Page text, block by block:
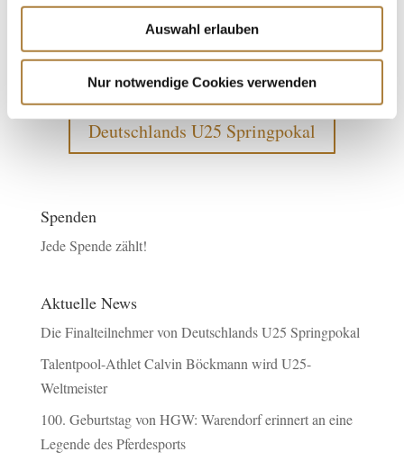
Auswahl erlauben
Nur notwendige Cookies verwenden
Weitere News
Deutschlands U25 Springpokal
Spenden
Jede Spende zählt!
Aktuelle News
Die Finalteilnehmer von Deutschlands U25 Springpokal
Talentpool-Athlet Calvin Böckmann wird U25-
Weltmeister
100. Geburtstag von HGW: Warendorf erinnert an eine
Legende des Pferdesports